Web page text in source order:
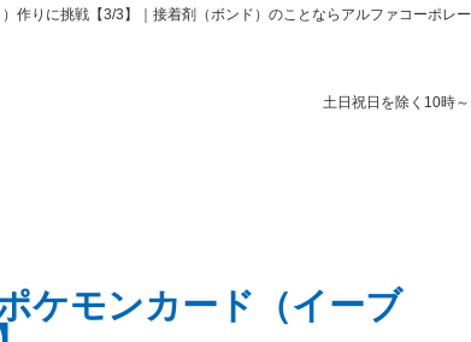
作りに挑戦【3/3】｜接着剤（ボンド）のことならアルファコーポレ
土日祝日を除く10時
ケモンカード（イーブ